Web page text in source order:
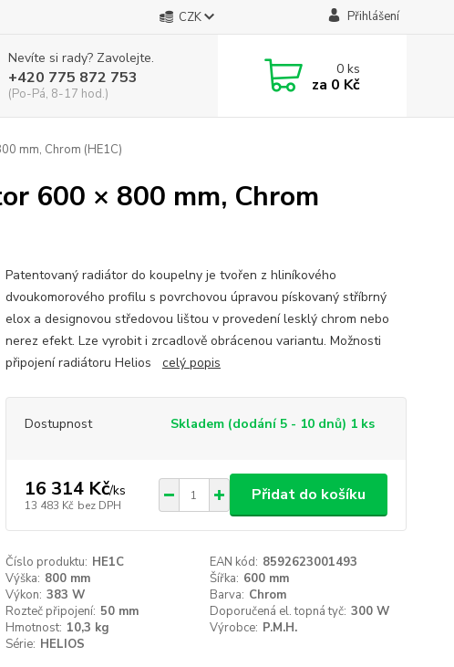
CZK Přihlášení
Nevíte si rady? Zavolejte.
+420 775 872 753
(Po-Pá, 8-17 hod.)
0ks
za 0 Kč
mm, Chrom (HE1C)
600 × 800 mm, Chrom
Patentovaný radiátor do koupelny je tvořen z hliníkového
dvoukomorového profilu s povrchovou úpravou pískovaný stříbrný
elox a designovou středovou lištou v provedení lesklý chrom nebo
nerez efekt. Lze vyrobit i zrcadlově obrácenou variantu. Možnosti
připojení radiátoru Helios celý popis
Dostupnost Skladem (dodání 5 - 10 dnů) 1 ks
16 314 Kč/ks
13 483 Kč bez DPH
Přidat do košíku
Číslo produktu: HE1C EAN kód: 8592623001493
Výška: 800 mm Šířka: 600 mm
Výkon: 383 W Barva: Chrom
Rozteč připojení: 50 mm Doporučená el. topná tyč: 300 W
Hmotnost: 10,3 kg Výrobce: P.M.H.
Série: HELIOS